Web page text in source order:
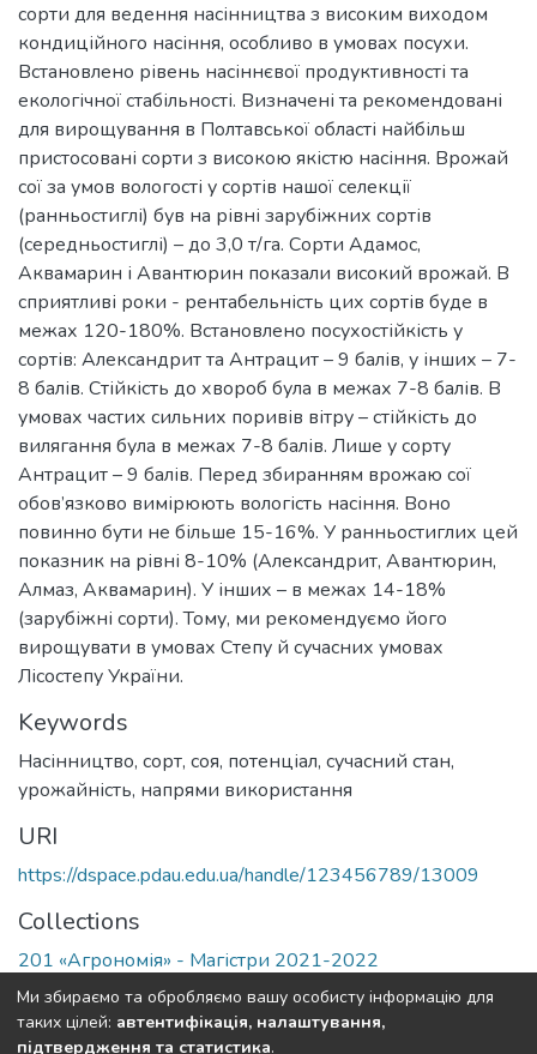
сорти для ведення насінництва з високим виходом
кондиційного насіння, особливо в умовах посухи.
Встановлено рівень насіннєвої продуктивності та
екологічної стабільності. Визначені та рекомендовані
для вирощування в Полтавської області найбільш
пристосовані сорти з високою якістю насіння. Врожай
сої за умов вологості у сортів нашої селекції
(ранньостиглі) був на рівні зарубіжних сортів
(середньостиглі) – до 3,0 т/га. Сорти Адамос,
Аквамарин і Авантюрин показали високий врожай. В
сприятливі роки - рентабельність цих сортів буде в
межах 120-180%. Встановлено посухостійкість у
сортів: Александрит та Антрацит – 9 балів, у інших – 7-
8 балів. Стійкість до хвороб була в межах 7-8 балів. В
умовах частих сильних поривів вітру – стійкість до
вилягання була в межах 7-8 балів. Лише у сорту
Антрацит – 9 балів. Перед збиранням врожаю сої
обов’язково вимірюють вологість насіння. Воно
повинно бути не більше 15-16%. У ранньостиглих цей
показник на рівні 8-10% (Александрит, Авантюрин,
Алмаз, Аквамарин). У інших – в межах 14-18%
(зарубіжні сорти). Тому, ми рекомендуємо його
вирощувати в умовах Степу й сучасних умовах
Лісостепу України.
Keywords
Насінництво, сорт, соя, потенціал, сучасний стан,
урожайність, напрями використання
URI
https://dspace.pdau.edu.ua/handle/123456789/13009
Collections
201 «Агрономія» - Магістри 2021-2022
Full item page
Ми збираємо та обробляємо вашу особисту інформацію для
таких цілей: автентифікація, налаштування,
підтвердження та статистика.